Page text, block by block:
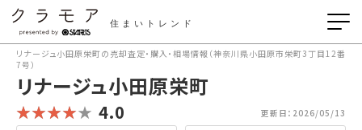
住まいトレンド
リナージュ小田原栄町の売却査定・購入・相場情報（神奈川県小田原市栄町3丁目12番
7号）
リナージュ小田原栄町
4.0 更新日：2026/05/13